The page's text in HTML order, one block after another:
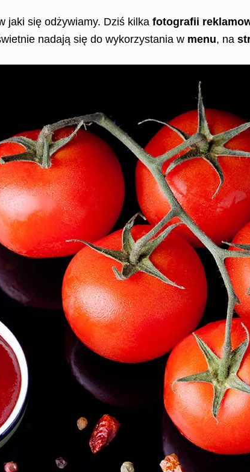
jaki się odżywiamy. Dziś kilka fotografii
nadają się do wykorzystania w menu, na